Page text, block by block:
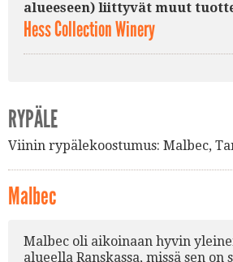
alueeseen) liittyvät muut
Hess Collection Winery
RYPÄLE
Viinin rypälekoostumus: Malbec,
Malbec
Malbec oli aikoinaan hyvin
alueella Ranskassa, missä sen